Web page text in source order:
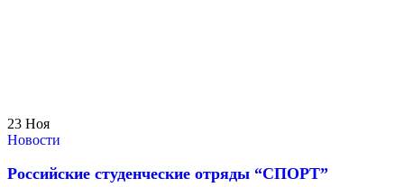
23 Ноя
Новости
Российские студенческие отряды “СПОРТ”